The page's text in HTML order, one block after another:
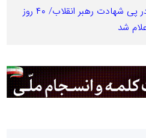
صدور بیانیه هیأت دولت در پی شهادت رهبر انقلاب/ ۴۰ روز